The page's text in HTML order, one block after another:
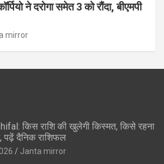
ने दरोगा समेत 3 को रौंदा, बीएमपी
mirror
किस राशि की खुलेगी किस्मत, किसे रहना
पढ़ें दैनिक राशिफल
Janta mirror